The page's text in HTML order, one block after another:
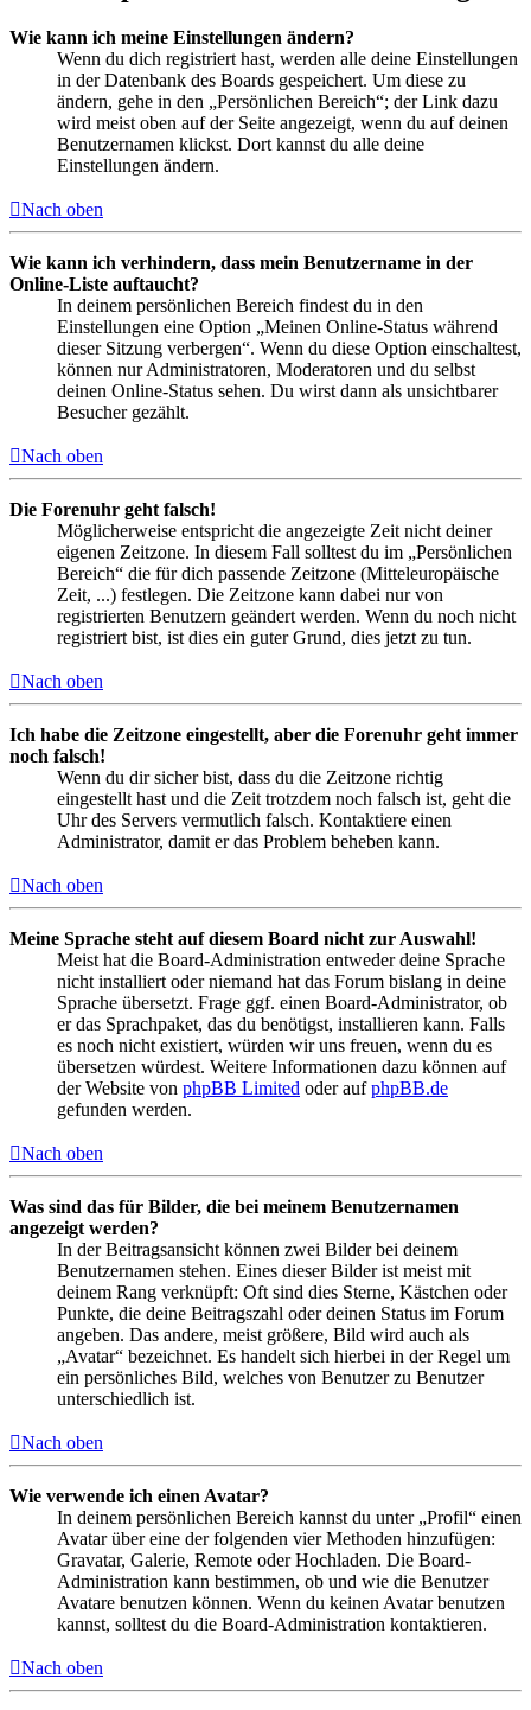
Wie kann ich meine Einstellungen ändern?
Wenn du dich registriert hast, werden alle deine Einstellungen
in der Datenbank des Boards gespeichert. Um diese zu
ändern, gehe in den „Persönlichen Bereich“; der Link dazu
wird meist oben auf der Seite angezeigt, wenn du auf deinen
Benutzernamen klickst. Dort kannst du alle deine
Einstellungen ändern.
Nach oben
Wie kann ich verhindern, dass mein Benutzername in der
Online-Liste auftaucht?
In deinem persönlichen Bereich findest du in den
Einstellungen eine Option „Meinen Online-Status während
dieser Sitzung verbergen“. Wenn du diese Option einschaltest,
können nur Administratoren, Moderatoren und du selbst
deinen Online-Status sehen. Du wirst dann als unsichtbarer
Besucher gezählt.
Nach oben
Die Forenuhr geht falsch!
Möglicherweise entspricht die angezeigte Zeit nicht deiner
eigenen Zeitzone. In diesem Fall solltest du im „Persönlichen
Bereich“ die für dich passende Zeitzone (Mitteleuropäische
Zeit, ...) festlegen. Die Zeitzone kann dabei nur von
registrierten Benutzern geändert werden. Wenn du noch nicht
registriert bist, ist dies ein guter Grund, dies jetzt zu tun.
Nach oben
Ich habe die Zeitzone eingestellt, aber die Forenuhr geht immer
noch falsch!
Wenn du dir sicher bist, dass du die Zeitzone richtig
eingestellt hast und die Zeit trotzdem noch falsch ist, geht die
Uhr des Servers vermutlich falsch. Kontaktiere einen
Administrator, damit er das Problem beheben kann.
Nach oben
Meine Sprache steht auf diesem Board nicht zur Auswahl!
Meist hat die Board-Administration entweder deine Sprache
nicht installiert oder niemand hat das Forum bislang in deine
Sprache übersetzt. Frage ggf. einen Board-Administrator, ob
er das Sprachpaket, das du benötigst, installieren kann. Falls
es noch nicht existiert, würden wir uns freuen, wenn du es
übersetzen würdest. Weitere Informationen dazu können auf
der Website von phpBB Limited oder aufphpBB.de
gefunden werden.
Nach oben
Was sind das für Bilder, die bei meinem Benutzernamen
angezeigt werden?
In der Beitragsansicht können zwei Bilder bei deinem
Benutzernamen stehen. Eines dieser Bilder ist meist mit
deinem Rang verknüpft: Oft sind dies Sterne, Kästchen oder
Punkte, die deine Beitragszahl oder deinen Status im Forum
angeben. Das andere, meist größere, Bild wird auch als
„Avatar“ bezeichnet. Es handelt sich hierbei in der Regel um
ein persönliches Bild, welches von Benutzer zu Benutzer
unterschiedlich ist.
Nach oben
Wie verwende ich einen Avatar?
In deinem persönlichen Bereich kannst du unter „Profil“ einen
Avatar über eine der folgenden vier Methoden hinzufügen:
Gravatar, Galerie, Remote oder Hochladen. Die Board-
Administration kann bestimmen, ob und wie die Benutzer
Avatare benutzen können. Wenn du keinen Avatar benutzen
kannst, solltest du die Board-Administration kontaktieren.
Nach oben